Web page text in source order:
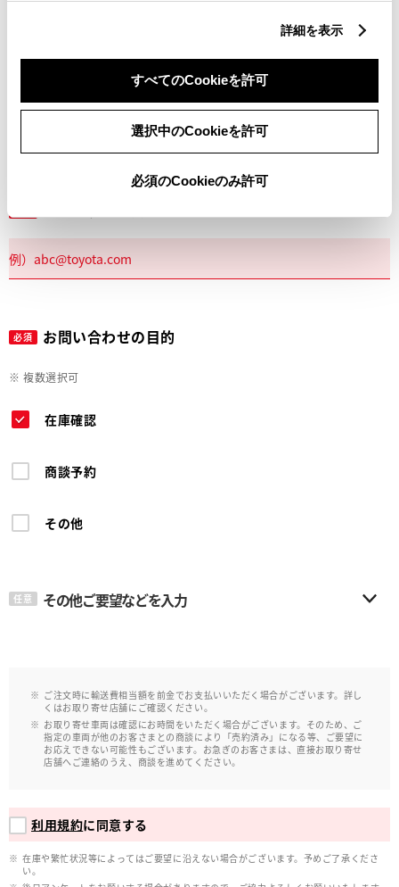
詳細を表示
すべてのCookieを許可
選択中のCookieを許可
必須のCookieのみ許可
必須 お問い合わせの目的
※ 複数選択可
在庫確認
商談予約
その他
任意 その他ご要望などを入力
ご注文時に輸送費相当額を前金でお支払いいただく場合がございます。詳し
くはお取り寄せ店舗にご確認ください。
お取り寄せ車両は確認にお時間をいただく場合がございます。そのため、ご
指定の車両が他のお客さまとの商談により「売約済み」になる等、ご要望に
お応えできない可能性もございます。お急ぎのお客さまは、直接お取り寄せ
店舗へご連絡のうえ、商談を進めてください。
利用規約に同意する
在庫や繁忙状況等によってはご要望に沿えない場合がございます。予めご了承くださ
い。